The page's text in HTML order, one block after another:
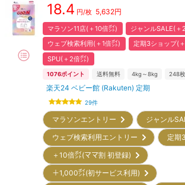
18.4 円/枚 5,632円
マラソン11店(＋10倍㌽)
ジャンルSALE(＋
ウェブ検索利用(＋1倍㌽)
定期3ショップ(
SPU(＋2倍㌽)
1076ポイント 送料無料 4kg～8kg 248
楽天24 ベビー館 (Rakuten) 定期
29件
マラソンエントリー
ジャンル
ウェブ検索利用エントリー
定
＋10倍㌽(ママ割 初登録)
＋1,000㌽(初サービス利用)